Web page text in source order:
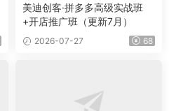
美迪创客·拼多多高级实战班
+开店推广班（更新7月）
2026-07-27 68